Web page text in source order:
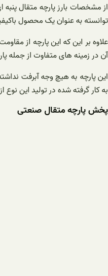
از مشخصات بارز پارچه متقال
توانسته‌ به عنوان یک محصول
علاوه بر این که این پارچه از
آن در زمینه های متفاوت از جمله
این پارچه به هیچ وجه آبرفت
به کار گرفته شده در تولید این
پخش پارچه متقال صنعتی